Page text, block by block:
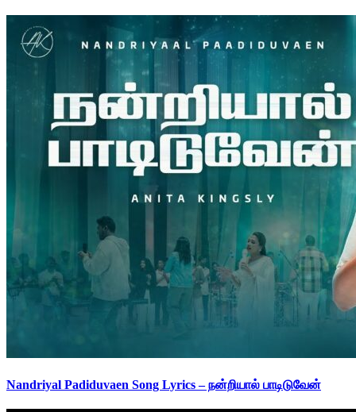
Nandriyal Padiduvaen Song Lyrics – நன்றியால் பாடிடுவேன்